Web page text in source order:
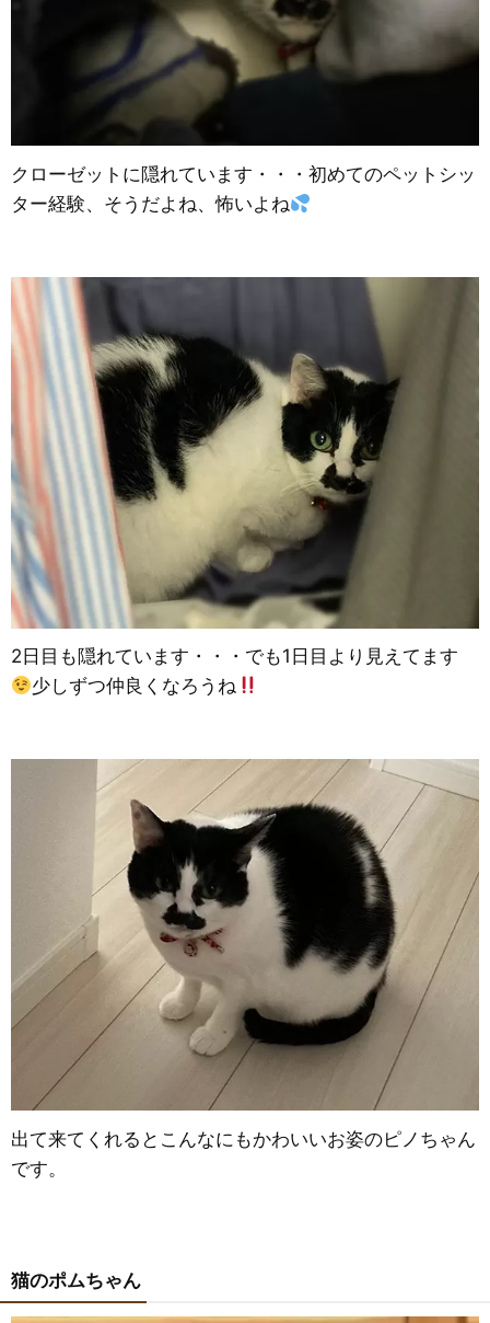
クローゼットに隠れています・・・初めてのペットシッ
ター経験、そうだよね、怖いよね
2日目も隠れています・・・でも1日目より見えてます
少しずつ仲良くなろうね
出て来てくれるとこんなにもかわいいお姿のピノちゃん
です。
猫のポムちゃん